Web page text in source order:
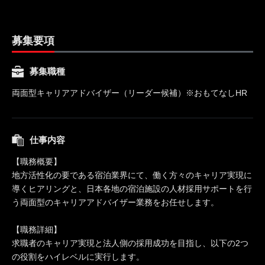
募集要項
募集職種
両面型キャリアアドバイザー（リーダー候補）※おもてなしHR
仕事内容
【職務概要】
地方活性化の要である宿泊業界にて、働く方々のキャリア実現に
導くヒアリングと、日本各地の宿泊施設の人材採用サポートを行
う両面型のキャリアアドバイザー業務をお任せします。
【職務詳細】
求職者のキャリア実現と法人側の採用成功を目指し、以下の2つ
の役割をハイレベルに実行します。